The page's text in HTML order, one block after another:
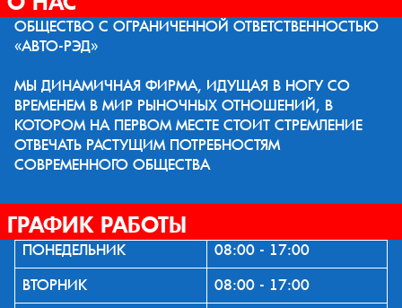
ОБЩЕСТВО С ОГРАНИЧЕННОЙ ОТВЕТСТВЕННОСТЬЮ
«АВТО-РЭД»
МЫ ДИНАМИЧНАЯ ФИРМА, ИДУЩАЯ В НОГУ СО
ВРЕМЕНЕМ В МИР РЫНОЧНЫХ ОТНОШЕНИЙ, В
КОТОРОМ НА ПЕРВОМ МЕСТЕ СТОИТ СТРЕМЛЕНИЕ
ОТВЕЧАТЬ РАСТУЩИМ ПОТРЕБНОСТЯМ
СОВРЕМЕННОГО ОБЩЕСТВА
ГРАФИК РАБОТЫ
ПОНЕДЕЛЬНИК
08:00 - 17:00
ВТОРНИК
08:00 - 17:00